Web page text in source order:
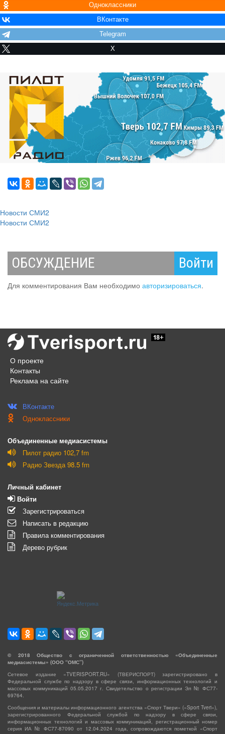
Одноклассники
ВКонтакте
Telegram
X
Новости СМИ2
Новости СМИ2
ОБСУЖДЕНИЕ Войти
Для комментирования Вам необходимо авторизироваться.
О проекте
Контакты
Реклама на сайте
ВКонтакте
Одноклассники
Объединенные медиасистемы
Пилот радио 102,7 fm
Радио Звезда 98.5 fm
Личный кабинет
Войти
Зарегистрироваться
Написать в редакцию
Правила комментирования
Дерево рубрик
© 2018 Общество с ограниченной ответственностью «Объединенные
медиасистемы» (ООО “ОМС”)
Сетевое издание «TVERISPORT.RU» (ТВЕРИСПОРТ) зарегистрировано в
Федеральной службе по надзору в сфере связи, информационных технологий и
массовых коммуникаций 05.05.2017 г. Свидетельство о регистрации Эл № ФС77-
69764.
Сообщения и материалы информационного агентства «Спорт Твери» («Sport Tveri»),
зарегистрированного Федеральной службой по надзору в сфере связи,
информационных технологий и массовых коммуникаций, регистрационный номер
серия ИА № ФС77-87090 от 12.04.2024 года, сопровождаются пометкой «Спорт